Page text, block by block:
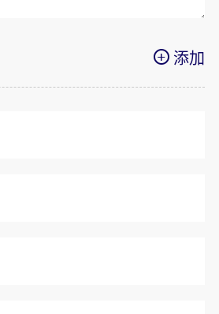
添加